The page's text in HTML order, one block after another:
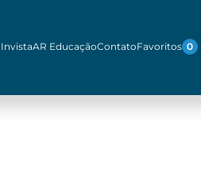
AR EducaçãoContatoFavoritos 0